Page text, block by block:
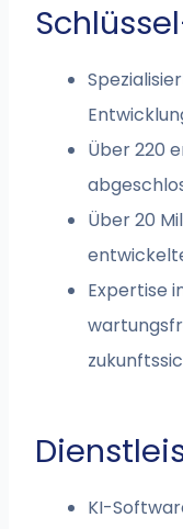
Über 220
Über 20
Expertise
KI-